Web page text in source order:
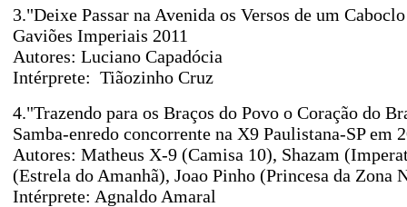
3."Deixe Passar na Avenida os Versos de um
Gaviões Imperiais 2011
Autores: Luciano Capadócia
Intérprete: Tiãozinho Cruz
4."Trazendo para os Braços do Povo o Coração do
Samba-enredo concorrente na X9 Paulistana-SP em
Autores: Matheus X-9 (Camisa 10), Shazam
(Estrela do Amanhã), Joao Pinho (Princesa da Zona
Intérprete: Agnaldo Amaral